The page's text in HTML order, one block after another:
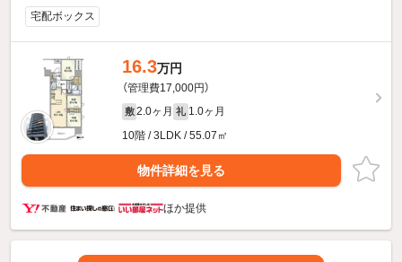
宅配ボックス
16.3万円
（管理費17,000円）
敷 2.0ヶ月 礼 1.0ヶ月
10階 / 3LDK / 55.07㎡
物件詳細を見る
ほか提供